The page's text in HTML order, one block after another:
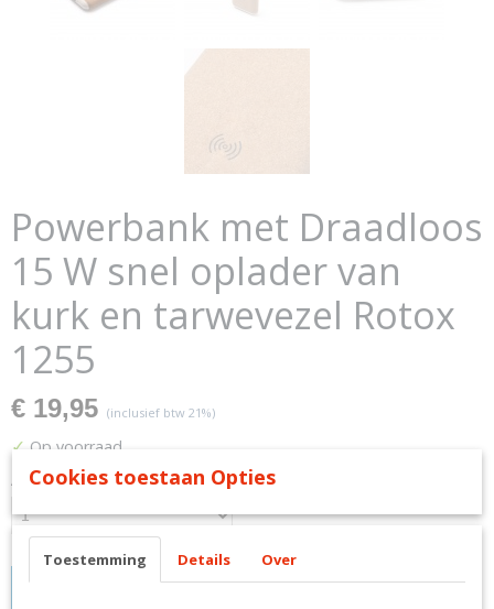
Powerbank met Draadloos
15 W snel oplader van
kurk en tarwevezel Rotox
1255
€ 19,95 (inclusief btw 21%)
✓ Op voorraad
Aantal
IN WINKELWAGEN
Cookies toestaan Opties
Toestemming Details Over